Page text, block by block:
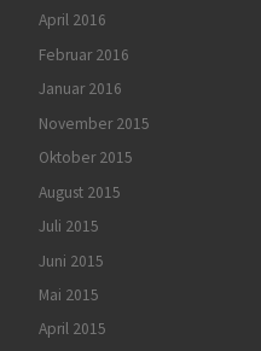
April 2016
Februar 2016
Januar 2016
November 2015
Oktober 2015
August 2015
Juli 2015
Juni 2015
Mai 2015
April 2015